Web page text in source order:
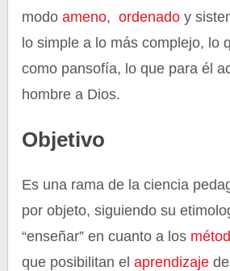
modoameno,ordenado y
lo simple a lo más complejo, lo
como pansofía, lo que para él
hombre a Dios.
Objetivo
Es una rama de la ciencia
por objeto, siguiendo su
“enseñar” en cuanto a los
que posibilitan elaprendizaje